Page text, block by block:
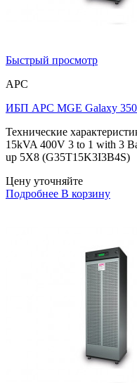
Быстрый просмотр
APC
ИБП APC MGE Galaxy
Технические
15kVA 400V 3 to 1 with 3
up 5X8 (G35T15K3I3B4S)
Цену уточняйте
Подробнее В корзину